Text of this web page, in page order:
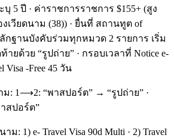
5 ปี · ค่าราชการราชการ $155+ (สูง
เวียดนาม (38)) · ยื่นที่ สถานทูต of
หลักฐานบังคับร่วมทุกหมวด 2 รายการ เริ่ม
ยด้วย “รูปถ่าย” · กรอบเวลาที่ Notice e-
Visa -Free 45 วัน
: 1⟶2: “พาสปอร์ต” → “รูปถ่าย” ·
สปอร์ต”
: 1) e- Travel Visa 90d Multi · 2) Travel